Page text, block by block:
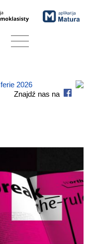
ferie 2026
Znajdź nas na